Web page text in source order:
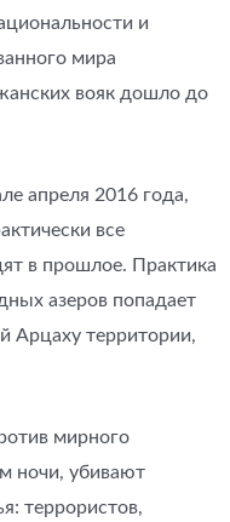
и
мира
вояк дошло до
апреля 2016 года,
все
в прошлое. Практика
азеров попадает
Арцаху территории,
мирного
ночи, убивают
террористов,